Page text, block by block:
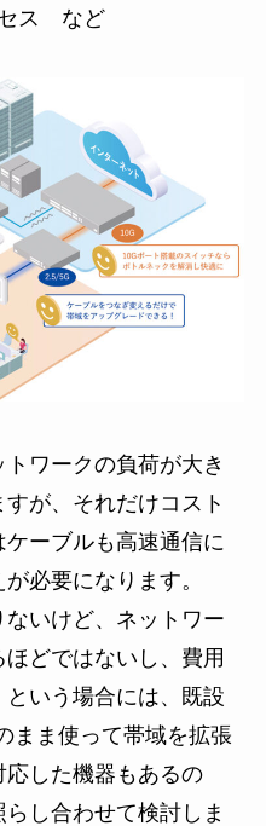
セス など
ワークの負荷が大き
が、それだけコスト
ーブルも高速通信に
必要になります。
ないけど、ネットワー
どではないし、費用
いう場合には、既設
まま使って帯域を拡張
した機器もあるの
し合わせて検討しま